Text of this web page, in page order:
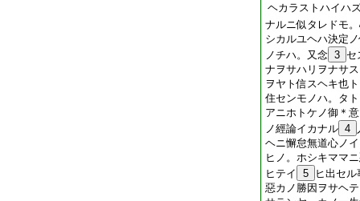
ヘカラストハイハ
ナルニ似タレドモ
シカルユヘハ決定
ノチハ。又念 3 セ
ナヲサハリヲナサ
ヲヤト信スヘキ也
住センモノハ。タ
アニホトケノ御＊
ノ經論イカナル 4
ヘニ懈怠無道心ノ
ヒノ。ホシキママ
ヒテイ
5
ヒ出セ
惡カノ勝因ヲサヘ